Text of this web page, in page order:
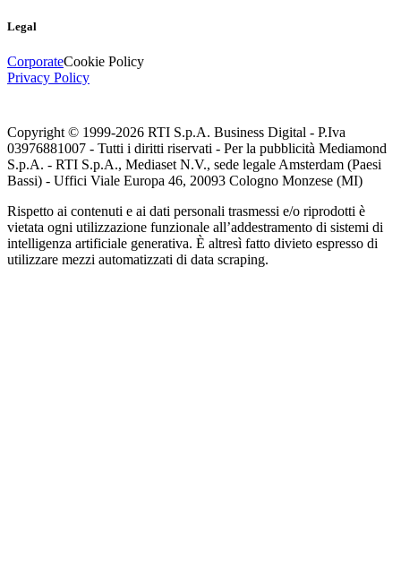
Legal
CorporateCookie Policy
Privacy Policy
Copyright © 1999-2026 RTI S.p.A. Business Digital - P.Iva
03976881007 - Tutti i diritti riservati - Per la pubblicità Mediamond
S.p.A. - RTI S.p.A., Mediaset N.V., sede legale Amsterdam (Paesi
Bassi) - Uffici Viale Europa 46, 20093 Cologno Monzese (MI)
Rispetto ai contenuti e ai dati personali trasmessi e/o riprodotti è
vietata ogni utilizzazione funzionale all’addestramento di sistemi di
intelligenza artificiale generativa. È altresì fatto divieto espresso di
utilizzare mezzi automatizzati di data scraping.